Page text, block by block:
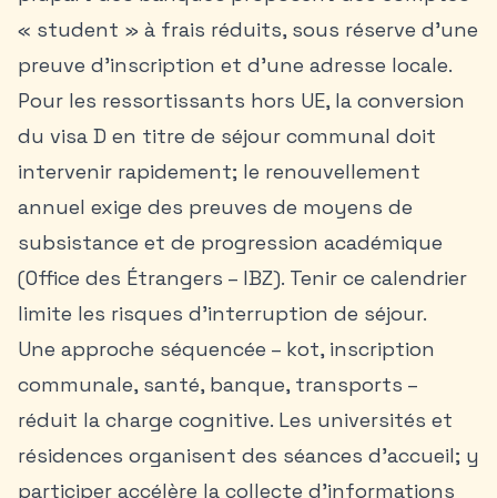
« student » à frais réduits, sous réserve d’une
preuve d’inscription et d’une adresse locale.
Pour les ressortissants hors UE, la conversion
du visa D en titre de séjour communal doit
intervenir rapidement; le renouvellement
annuel exige des preuves de moyens de
subsistance et de progression académique
(Office des Étrangers – IBZ). Tenir ce calendrier
limite les risques d’interruption de séjour.
Une approche séquencée – kot, inscription
communale, santé, banque, transports –
réduit la charge cognitive. Les universités et
résidences organisent des séances d’accueil; y
participer accélère la collecte d’informations